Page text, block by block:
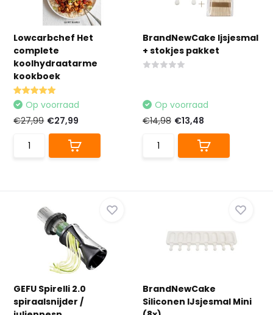
Lowcarbchef Het
complete
koolhydraatarme
kookboek
Op voorraad
€27,99 €27,99
BrandNewCake Ijsjesmal
+ stokjes pakket
Op voorraad
€14,98 €13,48
GEFU Spirelli 2.0
spiraalsnijder /
BrandNewCake
Siliconen IJsjesmal Mini